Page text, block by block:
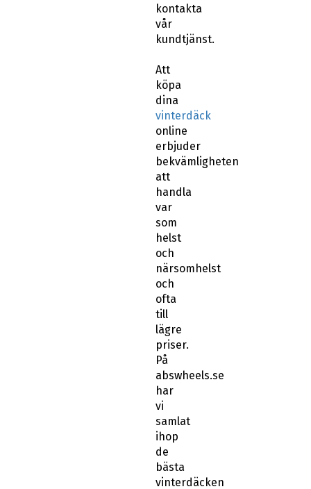
kontakta
vår
kundtjänst.
Att
köpa
dina
vinterdäck
online
erbjuder
bekvämligheten
att
handla
var
som
helst
och
närsomhelst
och
ofta
till
lägre
priser.
På
abswheels.se
har
vi
samlat
ihop
de
bästa
vinterdäcken